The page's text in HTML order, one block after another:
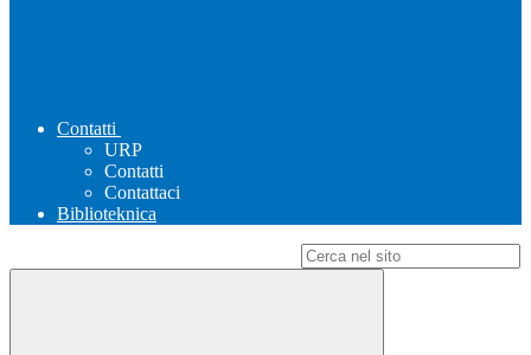
Contatti
URP
Contatti
Contattaci
Biblioteknica